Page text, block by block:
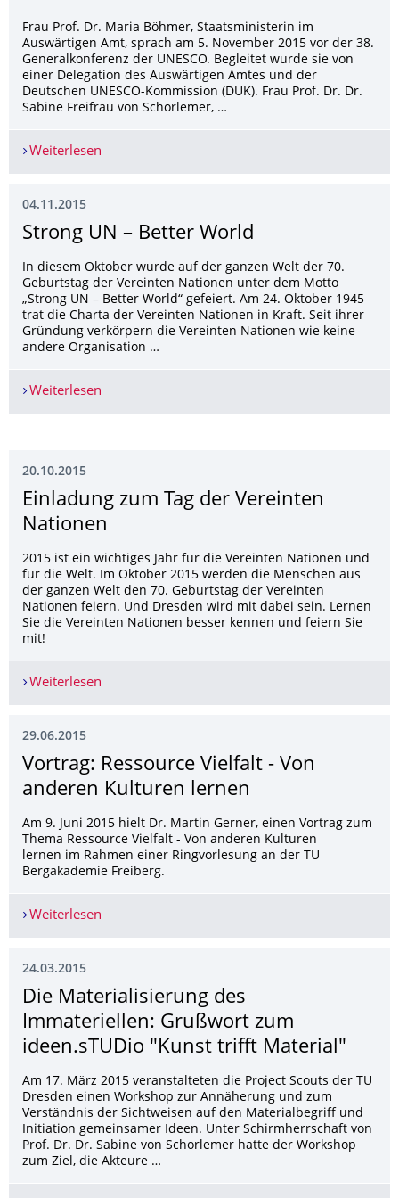
Frau Prof. Dr. Maria Böhmer, Staatsministerin im
Auswärtigen Amt, sprach am 5. November 2015 vor der 38.
Generalkonferenz der UNESCO. Begleitet wurde sie von
einer Delegation des Auswärtigen Amtes und der
Deutschen UNESCO-Kommission (DUK). Frau Prof. Dr. Dr.
Sabine Freifrau von Schorlemer, …
Weiterlesen
04.11.2015
Strong UN – Better World
In diesem Oktober wurde auf der ganzen Welt der 70.
Geburtstag der Vereinten Nationen unter dem Motto
„Strong UN – Better World“ gefeiert. Am 24. Oktober 1945
trat die Charta der Vereinten Nationen in Kraft. Seit ihrer
Gründung verkörpern die Vereinten Nationen wie keine
andere Organisation …
Weiterlesen
20.10.2015
Einladung zum Tag der Vereinten
Nationen
2015 ist ein wichtiges Jahr für die Vereinten Nationen und
für die Welt. Im Oktober 2015 werden die Menschen aus
der ganzen Welt den 70. Geburtstag der Vereinten
Nationen feiern. Und Dresden wird mit dabei sein. Lernen
Sie die Vereinten Nationen besser kennen und feiern Sie
mit!
Weiterlesen
29.06.2015
Vortrag: Ressource Vielfalt - Von
anderen Kulturen lernen
Am 9. Juni 2015 hielt Dr. Martin Gerner, einen Vortrag zum
Thema Ressource Vielfalt - Von anderen Kulturen
lernen im Rahmen einer Ringvorlesung an der TU
Bergakademie Freiberg.
Weiterlesen
24.03.2015
Die Materialisierung des
Immateriellen: Grußwort zum
ideen.sTUDio "Kunst trifft Material"
Am 17. März 2015 veranstalteten die Project Scouts der TU
Dresden einen Workshop zur Annäherung und zum
Verständnis der Sichtweisen auf den Materialbegriff und
Initiation gemeinsamer Ideen. Unter Schirmherrschaft von
Prof. Dr. Dr. Sabine von Schorlemer hatte der Workshop
zum Ziel, die Akteure …